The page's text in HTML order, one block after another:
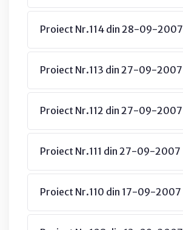
Proiect Nr.114 din 28-09-2007
Proiect Nr.113 din 27-09-2007
Proiect Nr.112 din 27-09-2007
Proiect Nr.111 din 27-09-2007
Proiect Nr.110 din 17-09-2007